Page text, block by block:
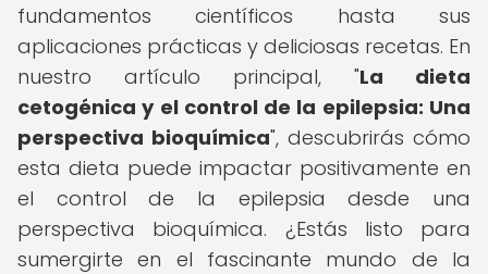
fundamentos científicos hasta sus
aplicaciones prácticas y deliciosas recetas. En
nuestro artículo principal, "La dieta
cetogénica y el control de la epilepsia: Una
perspectiva bioquímica", descubrirás cómo
esta dieta puede impactar positivamente en
el control de la epilepsia desde una
perspectiva bioquímica. ¿Estás listo para
sumergirte en el fascinante mundo de la